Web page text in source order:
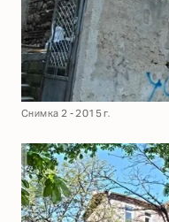
Снимка 2 - 2015 г.